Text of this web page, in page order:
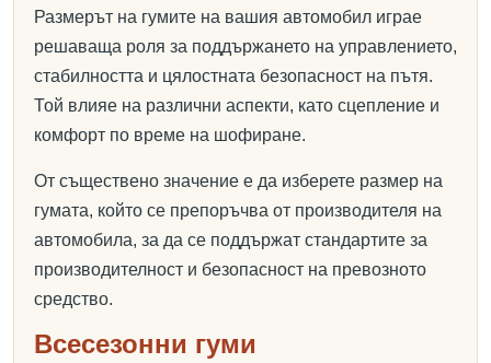
Размерът на гумите на вашия автомобил играе
решаваща роля за поддържането на управлението,
стабилността и цялостната безопасност на пътя.
Той влияе на различни аспекти, като сцепление и
комфорт по време на шофиране.
От съществено значение е да изберете размер на
гумата, който се препоръчва от производителя на
автомобила, за да се поддържат стандартите за
производителност и безопасност на превозното
средство.
Всесезонни гуми